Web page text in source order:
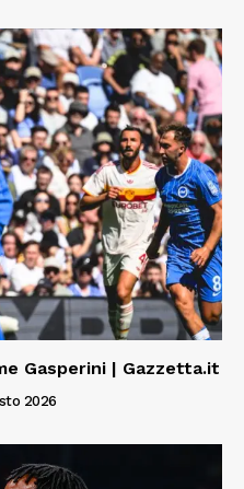
Gasperini | Gazzetta.it
2026